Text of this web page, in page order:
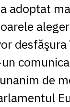
1 MDL= 0.2538
1 MXN
1 NOK = 0.4191
= 2.6097
1 PLN= 1.1646
= 0.0425
1 RUB= 0.0530
1 SEK = 0.4526
1 TRY= 0.1141
1 UAH = 0.1048
1 XDR = 5.9383
1 ZAR = 0.2318
adoptat
de